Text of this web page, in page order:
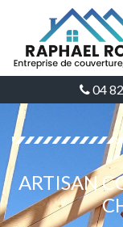
04
ARTISAN